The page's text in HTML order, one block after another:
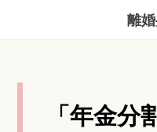
離
「年金